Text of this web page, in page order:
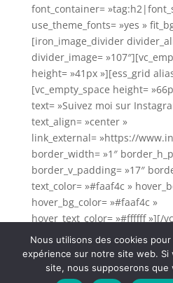
font_container=
use_theme_fonts= »yes »
[iron_image_divider
divider_image=
height= »41px »][ess_grid
[vc_empty_space height=
text= »Suivez moi sur
text_align= »center »
link_external= »https://
border_width= »1″
border_v_padding= »17″
text_color= »#faaf4c »
hover_bg_color= »#faaf4c »
hover_text_color= »#ffffff »][/
Politique de confidentialité
Conditions
Powered by
Nous utilisons des cookies
expérience sur notre site web. Si
site, nous supposerons que